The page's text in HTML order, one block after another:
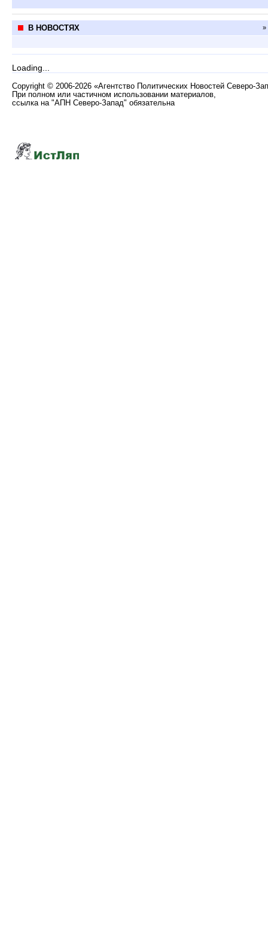
В НОВОСТЯХ »
Loading...
Copyright © 2006-2026 «Агентство Политических Новостей Северо-
При полном или частичном использовании материалов,
ссылка на "АПН Северо-Запад" обязательна